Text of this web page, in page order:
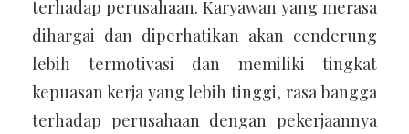
terhadap perusahaan. Karyawan yang merasa
dihargai dan diperhatikan akan cenderung
lebih termotivasi dan memiliki tingkat
kepuasan kerja yang lebih tinggi, rasa bangga
terhadap perusahaan dengan pekerjaannya